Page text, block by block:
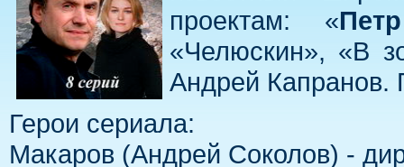
проектам: «
«Челюскин», «В
Андрей Капранов.
Герои сериала:
Макаров (Андрей Соколов) -